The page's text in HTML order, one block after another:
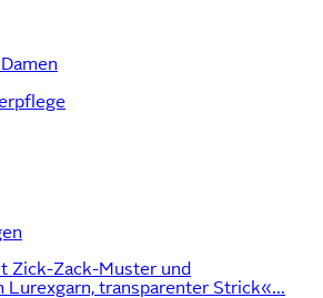
Zick-Zack-Muster und
Lurexgarn, transparenter Strick«...